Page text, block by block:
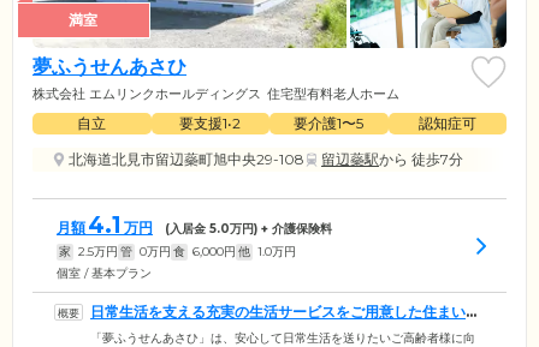
満室
夢ふうせんあさひ
株式会社 エムリンクホールディングス 住宅型有料老人ホーム
自立 要支援1•2 要介護1〜5
認知症可
北海道北見市留辺蘂町旭中央29-108
留辺蘂駅から 徒歩7分
月額 4.1 万円 (入居金 5.0万円) + 介護保険料
家 2.5万円 管 0万円 食 6,000円 他 1.0万円
個室 / 基本プラン
日常生活を支える充実の生活サービスをご用意した住まいで
す
「夢ふうせんあさひ」は、安心して日常生活を送りたいご高齢者様に向